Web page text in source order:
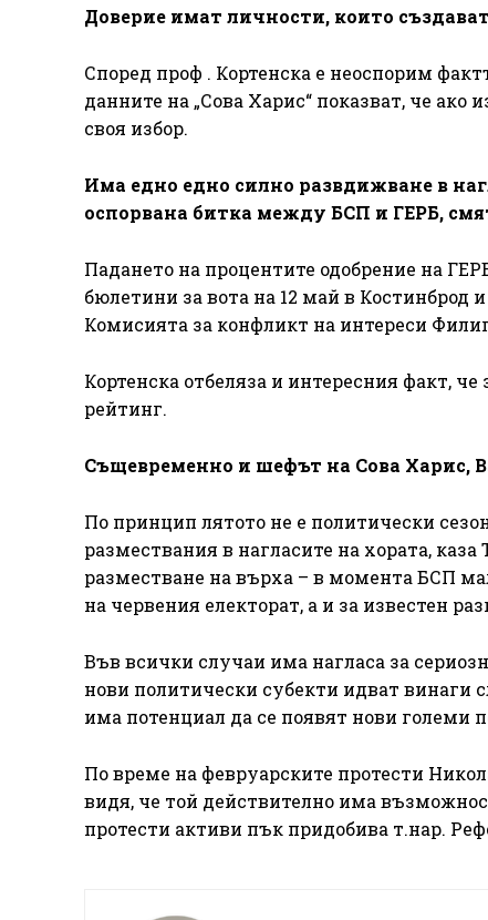
Доверие имат личности, които
Според проф . Кортенска е неоспорим
данните на „Сова Харис“ показват, че ако
своя избор.
Има едно едно силно развдижване в
оспорвана битка между БСП и ГЕРБ,
Падането на процентите одобрение на
бюлетини за вота на 12 май в Костинброд
Комисията за конфликт на интереси
Кортенска отбеляза и интересния факт,
рейтинг.
Същевременно и шефът на Сова Харис,
По принцип лятото не е политически
размествания в нагласите на хората,
разместване на върха – в момента БСП
на червения електорат, а и за известен
Във всички случаи има нагласа за
нови политически субекти идват винаги
има потенциал да се появят нови големи
По време на февруарските протести
видя, че той действително има
протести активи пък придобива т.нар.